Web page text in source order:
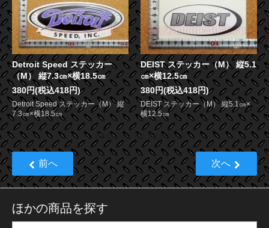
Detroit Speed ステッカー
（M） 縦7.3㎝×横18.5㎝
380円(税込418円)
Detroit Speed ステッカー（M） 縦
7.3㎝×横18.5㎝
DEIST ステッカー（M） 縦5.1
㎝×横12.5㎝
380円(税込418円)
DEIST ステッカー（M） 縦5.1㎝×
横12.5㎝
85 商品中 13 24 商品
前へ 次へ
ほかの商品を探す